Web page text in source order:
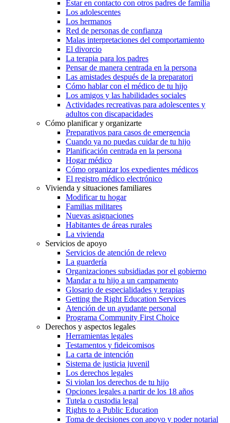
Estar en contacto con otros padres de familia
Los adolescentes
Los hermanos
Red de personas de confianza
Malas interpretaciones del comportamiento
El divorcio
La terapia para los padres
Pensar de manera centrada en la persona
Las amistades después de la preparatori
Cómo hablar con el médico de tu hijo
Los amigos y las habilidades sociales
Actividades recreativas para adolescentes y
adultos con discapacidades
Cómo planificar y organizarte
Preparativos para casos de emergencia
Cuando ya no puedas cuidar de tu hijo
Planificación centrada en la persona
Hogar médico
Cómo organizar los expedientes médicos
El registro médico electrónico
Vivienda y situaciones familiares
Modificar tu hogar
Familias militares
Nuevas asignaciones
Habitantes de áreas rurales
La vivienda
Servicios de apoyo
Servicios de atención de relevo
La guardería
Organizaciones subsidiadas por el gobierno
Mandar a tu hijo a un campamento
Glosario de especialidades y terapias
Getting the Right Education Services
Atención de un ayudante personal
Programa Community First Choice
Derechos y aspectos legales
Herramientas legales
Testamentos y fideicomisos
La carta de intención
Sistema de justicia juvenil
Los derechos legales
Si violan los derechos de tu hijo
Opciones legales a partir de los 18 años
Tutela o custodia legal
Rights to a Public Education
Toma de decisiones con apoyo y poder notarial